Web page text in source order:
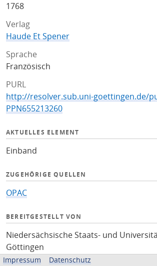
1768
Verlag
Haude Et Spener
Sprache
Französisch
PURL
http://resolver.sub.uni-goettingen.de/
PPN655213260
AKTUELLES ELEMENT
Einband
ZUGEHÖRIGE QUELLEN
OPAC
BEREITGESTELLT VON
Niedersächsische Staats- und
Göttingen
Impressum Datenschutz